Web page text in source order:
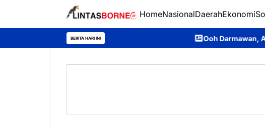
HomeNasionalDaerahEkonomi
BERITA HARI INI Ooh Darmawan, Anak Desa Ajang yang